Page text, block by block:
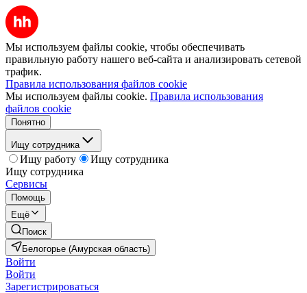
Мы используем файлы cookie, чтобы обеспечивать
правильную работу нашего веб-сайта и анализировать сетевой
трафик.
Правила использования файлов cookie
Мы используем файлы cookie. Правила использования
файлов cookie
Понятно
Ищу сотрудника
Ищу работу
Ищу сотрудника
Ищу сотрудника
Сервисы
Помощь
Ещё
Поиск
Белогорье (Амурская область)
Войти
Войти
Зарегистрироваться